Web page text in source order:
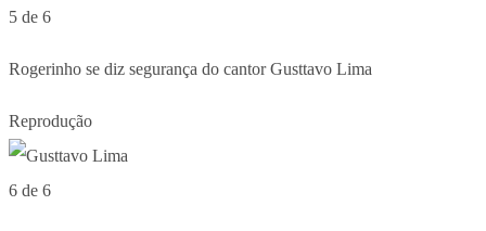
5 de 6
Rogerinho se diz segurança do cantor Gusttavo Lima
Reprodução
6 de 6